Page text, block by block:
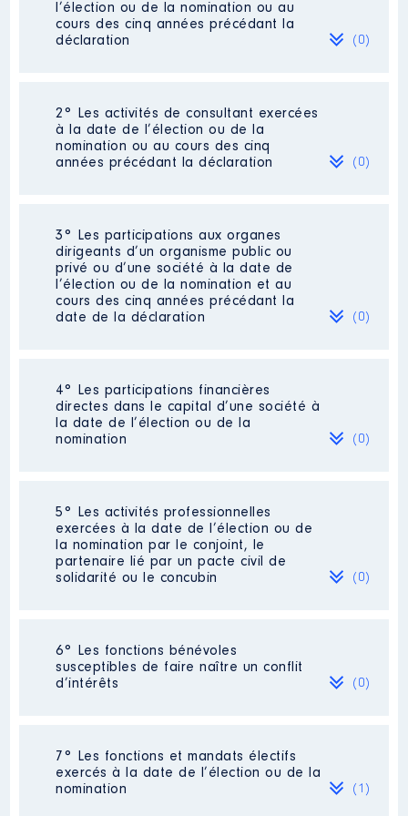
l’élection ou de la nomination ou au
cours des cinq années précédant la
déclaration
(0)
Néant
2° Les activités de consultant exercées
à la date de l’élection ou de la
nomination ou au cours des cinq
années précédant la déclaration
(0)
Néant
3° Les participations aux organes
dirigeants d’un organisme public ou
privé ou d’une société à la date de
l’élection ou de la nomination et au
cours des cinq années précédant la
date de la déclaration
(0)
Néant
4° Les participations financières
directes dans le capital d’une société à
la date de l’élection ou de la
nomination
(0)
Néant
5° Les activités professionnelles
exercées à la date de l’élection ou de
la nomination par le conjoint, le
partenaire lié par un pacte civil de
solidarité ou le concubin
(0)
Néant
6° Les fonctions bénévoles
susceptibles de faire naître un conflit
d’intérêts
(0)
Néant
7° Les fonctions et mandats électifs
exercés à la date de l’élection ou de la
nomination
(1)